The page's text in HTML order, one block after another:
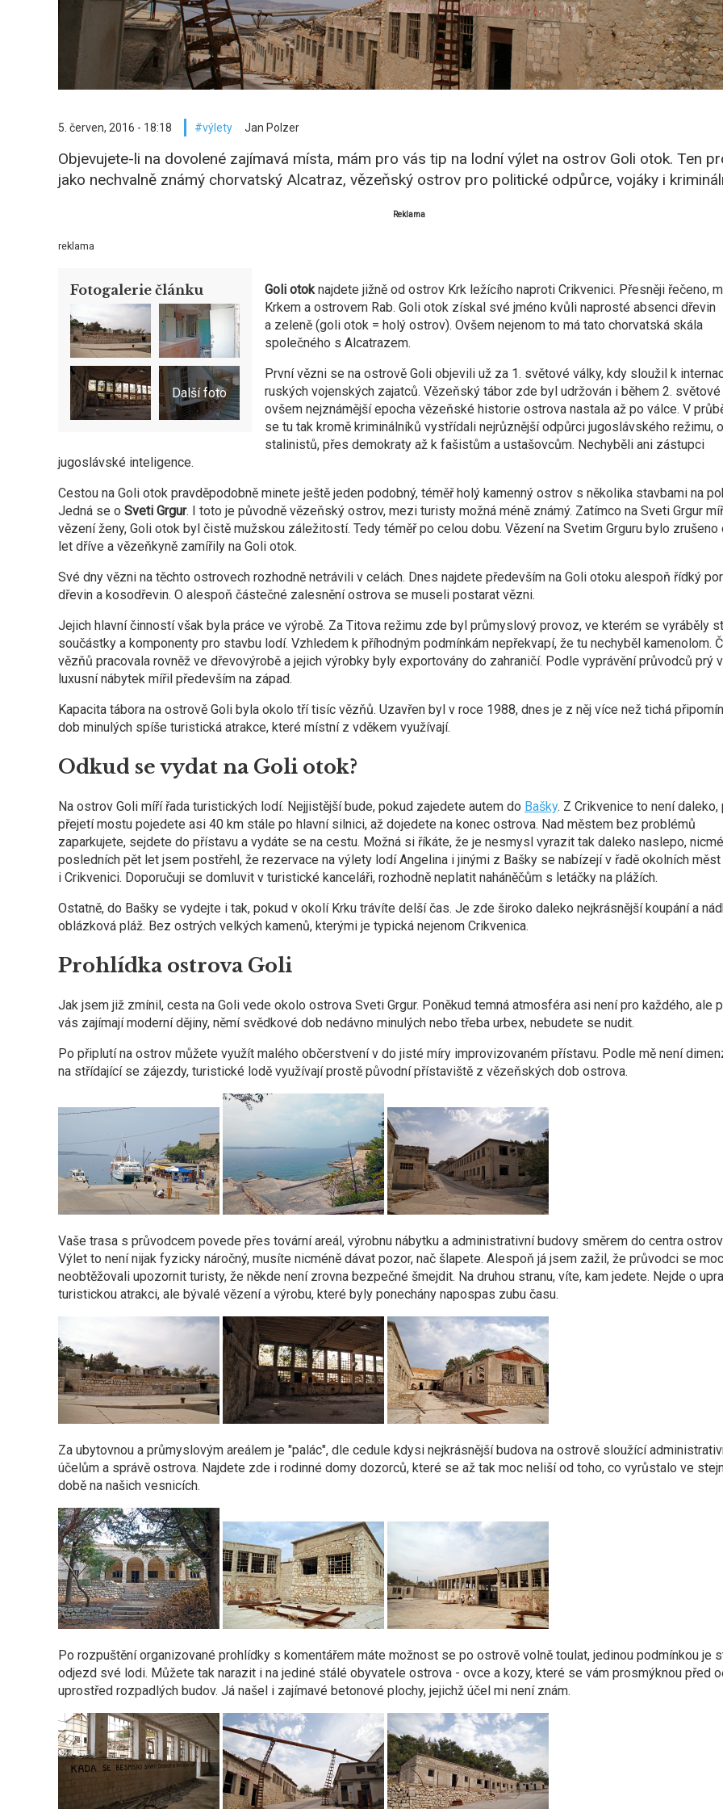
5. červen, 2016 - 18:18 výlety Jan Polzer
Objevujete-li na dovolené zajímavá místa, mám pro vás tip na lodní výlet na ostrov Goli otok. Ten
jako nechvalně známý chorvatský Alcatraz, vězeňský ostrov pro politické odpůrce, vojáky i
Reklama
reklama
Fotogalerie článku Goli otoknajdete jižně od ostrov Krk ležícího naproti Crikvenici. Přesněji řečeno,
Krkem a ostrovem Rab. Goli otok získal své jméno kvůli naprosté absenci dřevin
a zeleně (goli otok = holý ostrov). Ovšem nejenom to má tato chorvatská skála
společného s Alcatrazem.
První vězni se na ostrově Goli objevili už za 1. světové války, kdy sloužil k
ruských vojenských zajatců. Vězeňský tábor zde byl udržován i během 2. světové
ovšem nejznámější epocha vězeňské historie ostrova nastala až po válce. V
se tu tak kromě kriminálníků vystřídali nejrůznější odpůrci jugoslávského režimu,
stalinistů, přes demokraty až k fašistům a ustašovcům. Nechyběli ani zástupci
jugoslávské inteligence.
Cestou na Goli otok pravděpodobně minete ještě jeden podobný, téměř holý kamenný ostrov s několika stavbami na
Jedná se o Sveti Grgur. I toto je původně vězeňský ostrov, mezi turisty možná méně známý. Zatímco na Sveti Grgur
vězení ženy, Goli otok byl čistě mužskou záležitostí. Tedy téměř po celou dobu. Vězení na Svetim Grguru bylo zrušeno
let dříve a vězeňkyně zamířily na Goli otok.
Své dny vězni na těchto ostrovech rozhodně netrávili v celách. Dnes najdete především na Goli otoku alespoň řídký
dřevin a kosodřevin. O alespoň částečné zalesnění ostrova se museli postarat vězni.
Jejich hlavní činností však byla práce ve výrobě. Za Titova režimu zde byl průmyslový provoz, ve kterém se vyráběly
součástky a komponenty pro stavbu lodí. Vzhledem k příhodným podmínkám nepřekvapí, že tu nechyběl kamenolom.
vězňů pracovala rovněž ve dřevovýrobě a jejich výrobky byly exportovány do zahraničí. Podle vyprávění průvodců prý
luxusní nábytek mířil především na západ.
Kapacita tábora na ostrově Goli byla okolo tří tisíc vězňů. Uzavřen byl v roce 1988, dnes je z něj více než tichá
dob minulých spíše turistická atrakce, které místní z vděkem využívají.
Odkud se vydat na Goli otok?
Na ostrov Goli míří řada turistických lodí. Nejjistější bude, pokud zajedete autem do Bašky. Z Crikvenice to není daleko,
přejetí mostu pojedete asi 40 km stále po hlavní silnici, až dojedete na konec ostrova. Nad městem bez problémů
zaparkujete, sejdete do přístavu a vydáte se na cestu. Možná si říkáte, že je nesmysl vyrazit tak daleko naslepo,
posledních pět let jsem postřehl, že rezervace na výlety lodí Angelina i jinými z Bašky se nabízejí v řadě okolních měst
i Crikvenici. Doporučuji se domluvit v turistické kanceláři, rozhodně neplatit naháněčům s letáčky na plážích.
Ostatně, do Bašky se vydejte i tak, pokud v okolí Krku trávíte delší čas. Je zde široko daleko nejkrásnější koupání a
oblázková pláž. Bez ostrých velkých kamenů, kterými je typická nejenom Crikvenica.
Prohlídka ostrova Goli
Jak jsem již zmínil, cesta na Goli vede okolo ostrova Sveti Grgur. Poněkud temná atmosféra asi není pro každého, ale
vás zajímají moderní dějiny, němí svědkové dob nedávno minulých nebo třeba urbex, nebudete se nudit.
Po připlutí na ostrov můžete využít malého občerstvení v do jisté míry improvizovaném přístavu. Podle mě není
na střídající se zájezdy, turistické lodě využívají prostě původní přístaviště z vězeňských dob ostrova.
Vaše trasa s průvodcem povede přes tovární areál, výrobnu nábytku a administrativní budovy směrem do centra
Výlet to není nijak fyzicky náročný, musíte nicméně dávat pozor, nač šlapete. Alespoň já jsem zažil, že průvodci se moc
neobtěžovali upozornit turisty, že někde není zrovna bezpečné šmejdit. Na druhou stranu, víte, kam jedete. Nejde o
turistickou atrakci, ale bývalé vězení a výrobu, které byly ponechány napospas zubu času.
Za ubytovnou a průmyslovým areálem je "palác", dle cedule kdysi nejkrásnější budova na ostrově sloužící
účelům a správě ostrova. Najdete zde i rodinné domy dozorců, které se až tak moc neliší od toho, co vyrůstalo ve
době na našich vesnicích.
Po rozpuštění organizované prohlídky s komentářem máte možnost se po ostrově volně toulat, jedinou podmínkou je
odjezd své lodi. Můžete tak narazit i na jediné stálé obyvatele ostrova - ovce a kozy, které se vám prosmýknou před
uprostřed rozpadlých budov. Já našel i zajímavé betonové plochy, jejichž účel mi není znám.